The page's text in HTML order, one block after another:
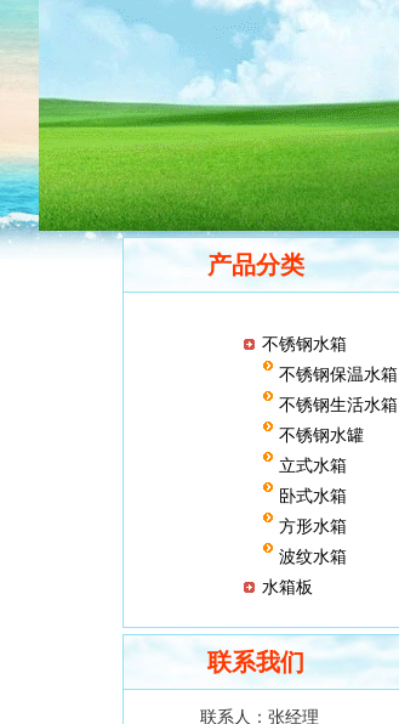
产品分类
不锈钢水箱
不锈钢保温水箱
不锈钢生活水箱
不锈钢水罐
立式水箱
卧式水箱
方形水箱
波纹水箱
水箱板
联系我们
联系人： 张经理